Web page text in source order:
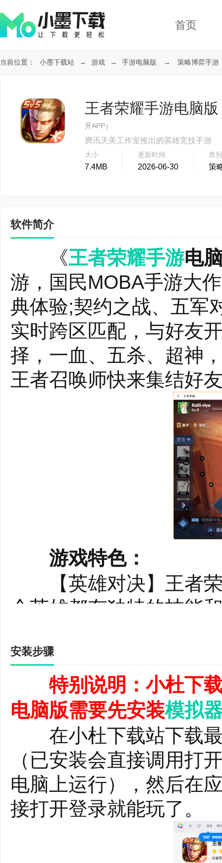
首页
当前位置： 小墨下载站 → 游戏 → 手游电脑版 → 策略博弈手游
王者荣耀手游电脑
开APP）
腾讯天美工作室推出的英雄竞技手游
大小
7.4MB
更新时间
2026-06-30
类别
策
软件简介
《王者荣耀手游电
游，国民MOBA手游大
典体验;契约之战、五军
实时跨区匹配，与好友
择，一血、五杀、超神
王者召唤师快来集结好
游戏特色：
【英雄对决】王者荣
个英雄都有独特的技能
间无缝切换，快来王者
旅吧!
【公平竞技】王者荣
系统，受到了广大玩家
能找到与自己实力相当
ios服务器，让你在不同
作和意识决定胜负!
【战略配合】在王者
要与队友密切沟通，根
安装步骤
特别说明：小杜下载
电脑版需要先安装模拟
在小杜下载站下载最
（已安装会直接调用打
电脑上运行），然后在
接打开登录就能玩了。